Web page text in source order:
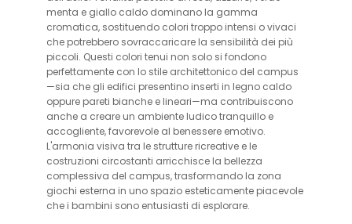
menta e giallo caldo dominano la gamma
cromatica, sostituendo colori troppo intensi o vivaci
che potrebbero sovraccaricare la sensibilità dei più
piccoli. Questi colori tenui non solo si fondono
perfettamente con lo stile architettonico del campus
—sia che gli edifici presentino inserti in legno caldo
oppure pareti bianche e lineari—ma contribuiscono
anche a creare un ambiente ludico tranquillo e
accogliente, favorevole al benessere emotivo.
L'armonia visiva tra le strutture ricreative e le
costruzioni circostanti arricchisce la bellezza
complessiva del campus, trasformando la zona
giochi esterna in uno spazio esteticamente piacevole
che i bambini sono entusiasti di esplorare.